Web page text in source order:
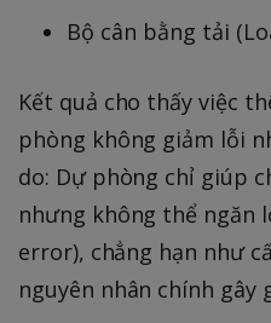
Bộ cân bằng tải
Kết quả cho thấy việc
phòng không giảm lỗi
do: Dự phòng chỉ giúp
nhưng không thể ngăn
error), chẳng hạn như
nguyên nhân chính gây